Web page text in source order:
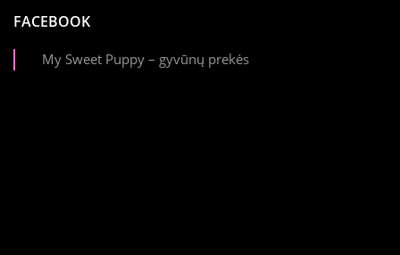
FACEBOOK
My Sweet Puppy – gyvūnų prekės